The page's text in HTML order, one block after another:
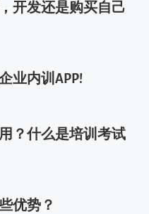
开发还是购买自己
业内训APP!
？什么是培训考试
优势？